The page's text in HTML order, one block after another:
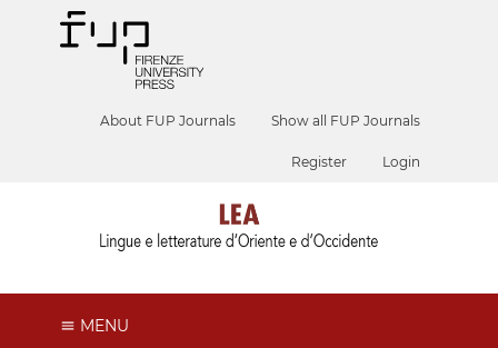
About FUP Journals Show all FUP Journals
Register Login
MENU